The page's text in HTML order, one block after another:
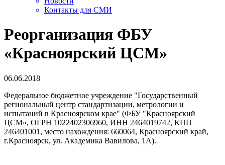
Контакты для СМИ
Реорганизация ФБУ
«Красноярский ЦСМ»
06.06.2018
Федеральное бюджетное учреждение "Государственный
региональный центр стандартизации, метрологии и
испытаний в Красноярском крае" (ФБУ "Красноярский
ЦСМ», ОГРН 1022402306960, ИНН 2464019742, КПП
246401001, место нахождения: 660064, Красноярский край,
г.Красноярск, ул. Академика Вавилова, 1А).